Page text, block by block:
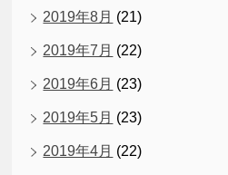
2019年8月 (21)
2019年7月 (22)
2019年6月 (23)
2019年5月 (23)
2019年4月 (22)